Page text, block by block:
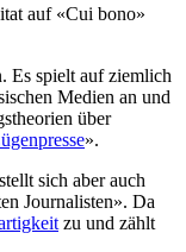
auf «Cui bono»
Es spielt auf ziemlich
Medien an und
über
».
sich aber auch
Journalisten». Da
zu und zählt